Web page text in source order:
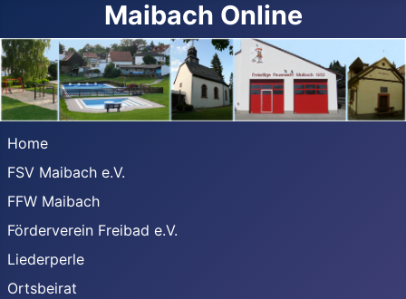
Maibach Online
Home
FSV Maibach e.V.
FFW Maibach
Förderverein Freibad e.V.
Liederperle
Ortsbeirat